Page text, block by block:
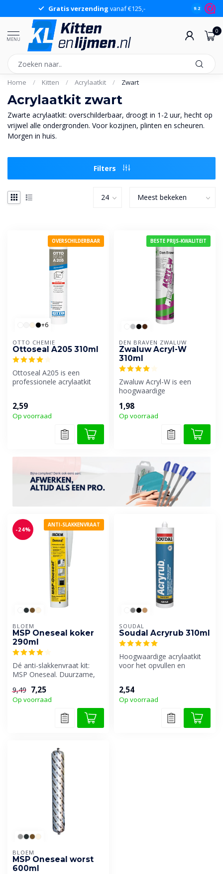
Gratis verzending vanaf €125,- 9.2
MENU
0
Home / Kitten / Acrylaatkit / Zwart
Acrylaatkit zwart
Zwarte acrylaatkit: overschilderbaar, droogt in 1-2 uur, hecht op
vrijwel alle ondergronden. Voor kozijnen, plinten en scheuren.
Morgen in huis.
Filters
OVERSCHILDERBAAR
+6
OTTO CHEMIE
Ottoseal A205 310ml
Ottoseal A205 is een
professionele acrylaatkit
2,59
Op voorraad
BESTE PRIJS-KWALITEIT
DEN BRAVEN ZWALUW
Zwaluw Acryl-W
310ml
Zwaluw Acryl-W is een
hoogwaardige
afdichtingskit op basis van
acr...
1,98
Op voorraad
ANTI-SLAKKENVRAAT
-24%
BLOEM
MSP Oneseal koker
290ml
Dé anti-slakkenvraat kit:
MSP Oneseal. Duurzame,
voor...
9,49 7,25
Op voorraad
SOUDAL
Soudal Acryrub 310ml
Hoogwaardige acrylaatkit
voor het opvullen en
2,54
Op voorraad
BLOEM
MSP Oneseal worst
600ml